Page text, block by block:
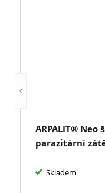
ARPALIT® Neo
parazitární
ml
Skladem